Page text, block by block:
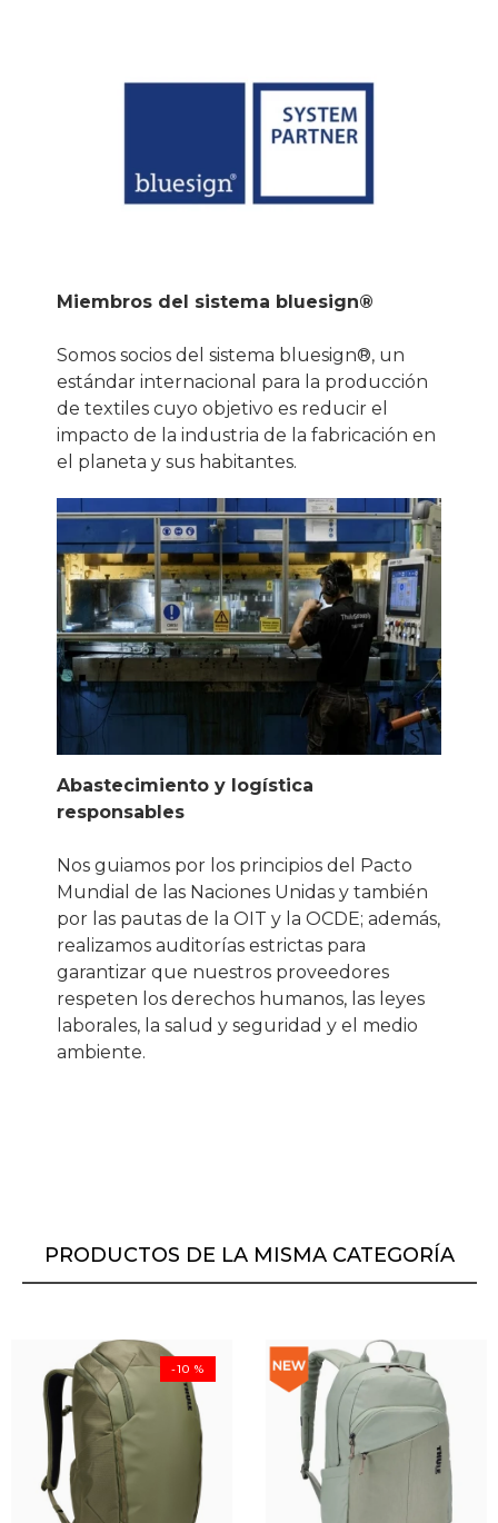
Miembros del sistema bluesign®
Somos socios del sistema bluesign®, un
estándar internacional para la producción
de textiles cuyo objetivo es reducir el
impacto de la industria de la fabricación en
el planeta y sus habitantes.
Abastecimiento y logística
responsables
Nos guiamos por los principios del Pacto
Mundial de las Naciones Unidas y también
por las pautas de la OIT y la OCDE; además,
realizamos auditorías estrictas para
garantizar que nuestros proveedores
respeten los derechos humanos, las leyes
laborales, la salud y seguridad y el medio
ambiente.
PRODUCTOS DE LA MISMA CATEGORÍA
-10 %